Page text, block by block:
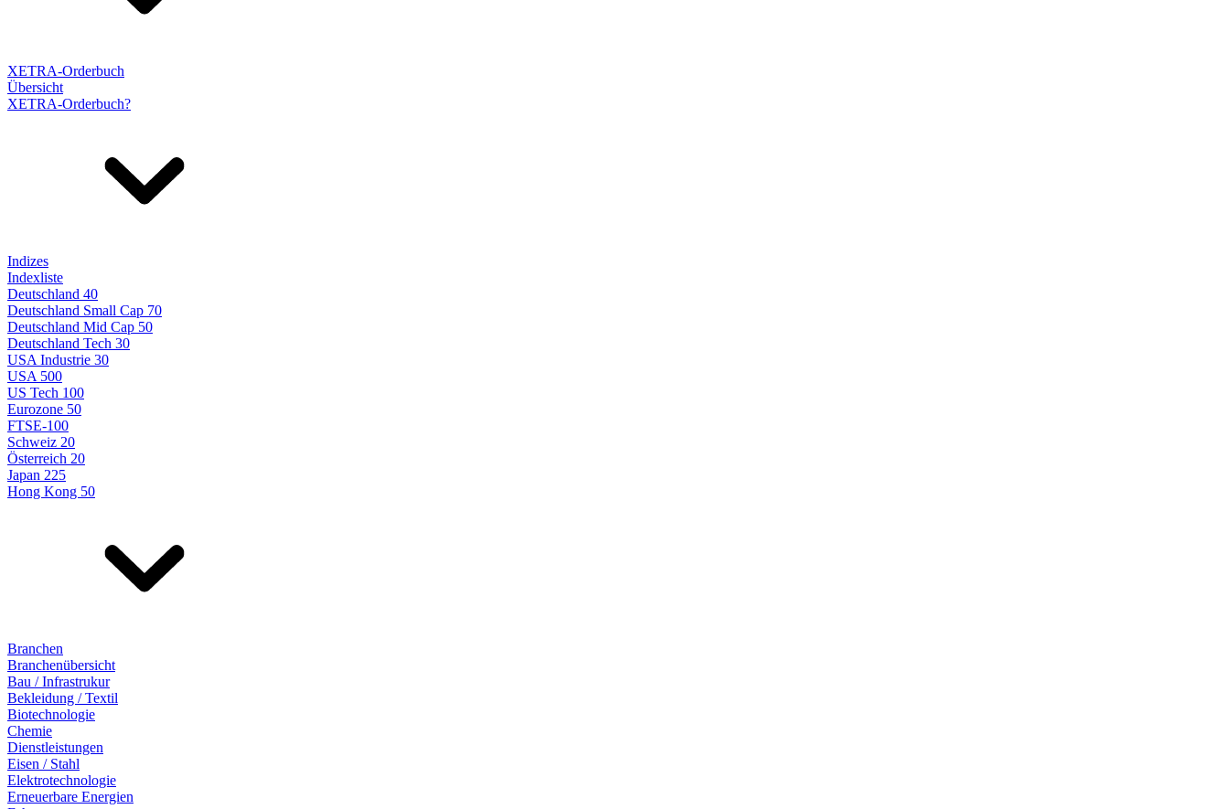
XETRA-Orderbuch
Übersicht
XETRA-Orderbuch?
Indizes
Indexliste
Deutschland 40
Deutschland Small Cap 70
Deutschland Mid Cap 50
Deutschland Tech 30
USA Industrie 30
USA 500
US Tech 100
Eurozone 50
FTSE-100
Schweiz 20
Österreich 20
Japan 225
Hong Kong 50
Branchen
Branchenübersicht
Bau / Infrastrukur
Bekleidung / Textil
Biotechnologie
Chemie
Dienstleistungen
Eisen / Stahl
Elektrotechnologie
Erneuerbare Energien